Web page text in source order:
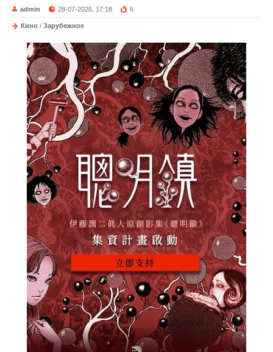
admin 28-07-2026, 17:18 6
Кино / Зарубежное